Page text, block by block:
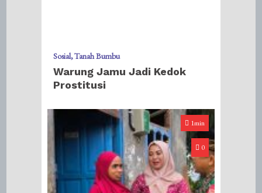
Sosial Tanah Bumbu
Warung Jamu Jadi Kedok
Prostitusi
1min
0